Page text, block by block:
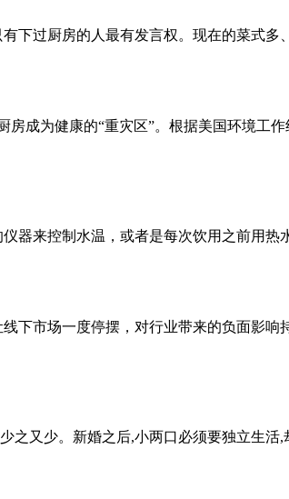
下过厨房的人最有发言权。现在的菜式
成为健康的“重灾区”。根据美国环境工
器来控制水温，或者是每次饮用之前用
下市场一度停摆，对行业带来的负面影响
之又少。新婚之后,小两口必须要独立生